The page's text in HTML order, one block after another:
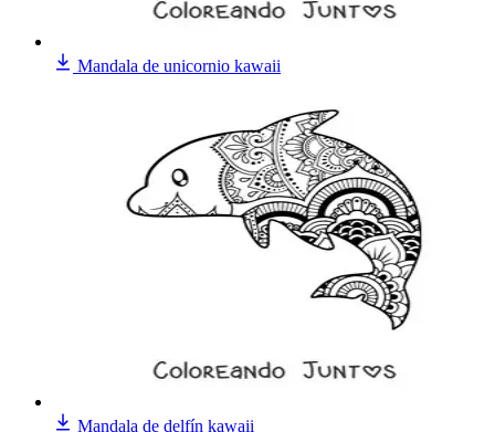
Mandala de unicornio kawaii
Mandala de delfín kawaii